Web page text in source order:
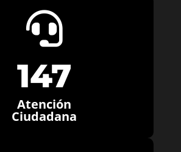

147
Atención
Ciudadana